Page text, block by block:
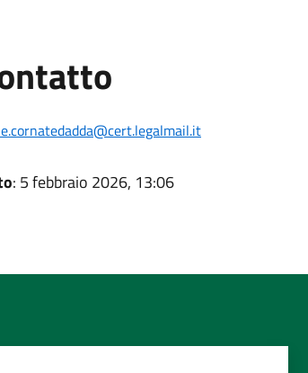
: 5 febbraio 2026, 13:06